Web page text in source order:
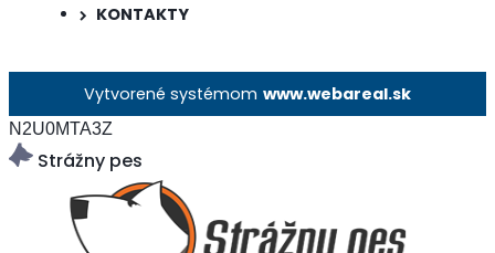
KONTAKTY
Vytvorené systémom www.webareal.sk
N2U0MTA3Z
Strážny pes